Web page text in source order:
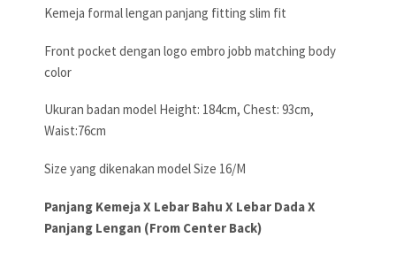
Kemeja formal lengan panjang fitting slim fit
Front pocket dengan logo embro jobb matching body
color
Ukuran badan model Height: 184cm, Chest: 93cm,
Waist:76cm
Size yang dikenakan model Size 16/M
Panjang Kemeja X Lebar Bahu X Lebar Dada X
Panjang Lengan (From Center Back)